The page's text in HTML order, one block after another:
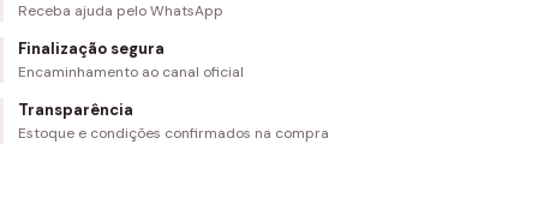
Receba ajuda pelo WhatsApp
Finalização segura
Encaminhamento ao canal oficial
Transparência
Estoque e condições confirmados na compra